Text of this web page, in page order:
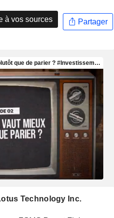
à vos sources Partager
Technology Inc.